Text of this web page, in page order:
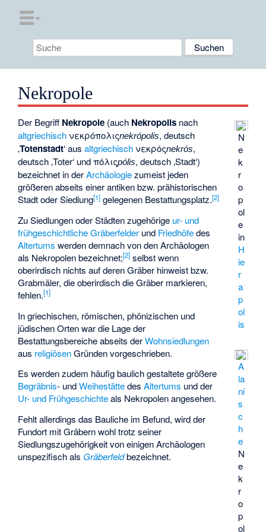
Nekropole
N
e
k
r
o
p
ol
e
in
H
ie
r
a
p
ol
is
A
la
ni
s
c
h
e
N
e
k
r
o
p
ol
Der Begriff Nekropole (auch Nekropolis nach
altgriechisch νεκρόπολιςnekrópolis, deutsch
‚Totenstadt‘ausaltgriechisch νεκρόςnekrós,
deutsch ‚Toter‘ undπόλιςpólis, deutsch ‚Stadt‘)
bezeichnet in derArchäologiezumeist jeden
größeren abseits einer antiken bzw. prähistorischen
Stadt oder Siedlung[1] gelegenen Bestattungsplatz.[2]
Zu Siedlungen oder Städten zugehörige ur- und
frühgeschichtliche Gräberfelder und Friedhöfedes
Altertums werden demnach von den Archäologen
als Nekropolen bezeichnet;[2] selbst wenn
oberirdisch nichts auf deren Gräber hinweist bzw.
Grabmäler, die oberirdisch die Gräber markieren,
fehlen.[1]
In griechischen, römischen, phönizischen und
jüdischen Orten war die Lage der
Bestattungsbereiche abseits derWohnsiedlungen
aus religiösenGründen vorgeschrieben.
Es werden zudem häufig baulich gestaltete größere
Begräbnis- undWeihestättedesAltertums und der
Ur- und Frühgeschichteals Nekropolen angesehen.
Fehlt allerdings das Bauliche im Befund, wird der
Fundort mit Gräbern wohl trotz seiner
Siedlungszugehörigkeit von einigen Archäologen
unspezifisch als Gräberfeldbezeichnet.